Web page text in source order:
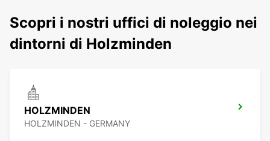
Scopri i nostri uffici di noleggio nei
dintorni di Holzminden
HOLZMINDEN
HOLZMINDEN - GERMANY